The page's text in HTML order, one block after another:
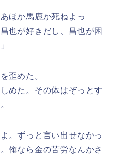
ほか馬鹿か死ねよっ
也が好きだし、昌也が困
歪めた。
めた。その体はぞっとす
。ずっと言い出せなかっ
俺なら金の苦労なんかさ